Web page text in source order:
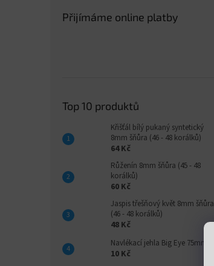
Přijímáme online platby
Top 10 produktů
Křišťál bílý pukaný syntetický
8mm šňůra (46 - 48 korálků)
64 Kč
Růženín 8mm šňůra (45 - 48
korálků)
60 Kč
Jaspis třešňový květ 8mm šňůra
(46 - 48 korálků)
48 Kč
Navlékací jehla Big Eye 75mm
10 Kč